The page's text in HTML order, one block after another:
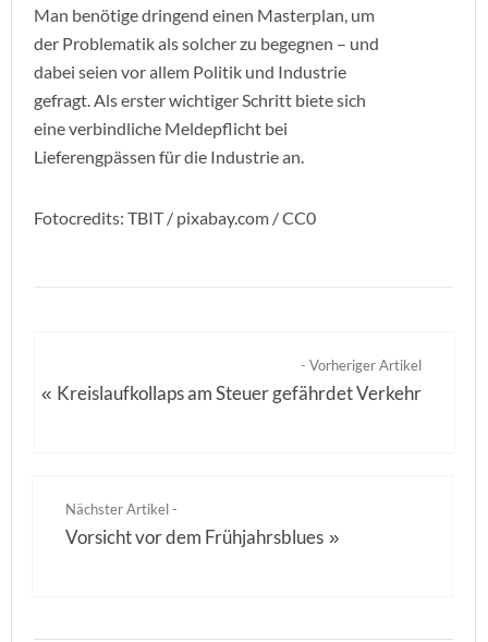
Man benötige dringend einen Masterplan, um
der Problematik als solcher zu begegnen – und
dabei seien vor allem Politik und Industrie
gefragt. Als erster wichtiger Schritt biete sich
eine verbindliche Meldepflicht bei
Lieferengpässen für die Industrie an.
Fotocredits: TBIT / pixabay.com / CC0
- Vorheriger Artikel
« Kreislaufkollaps am Steuer gefährdet Verkehr
Nächster Artikel -
Vorsicht vor dem Frühjahrsblues »